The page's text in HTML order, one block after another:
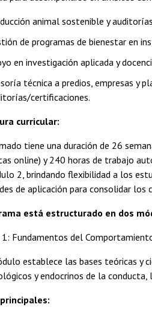
animal sostenible y
de programas de bienestar en
en investigación aplicada y
técnica a predios, empresas y
certificaciones.
curricular:
tiene una duración de 26
online) y 240 horas de trabajo
2, brindando flexibilidad a los
de aplicación para consolidar los
está estructurado en dos
Fundamentos del
establece las bases teóricas y
y endocrinos de la